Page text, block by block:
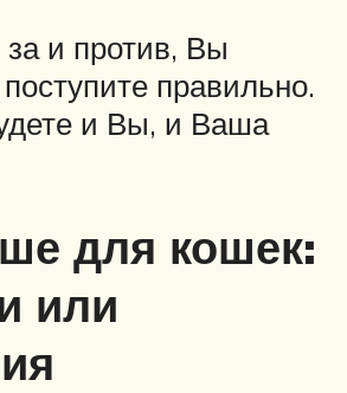
и против, Вы
правильно.
и Вы, и Ваша
для кошек:
или